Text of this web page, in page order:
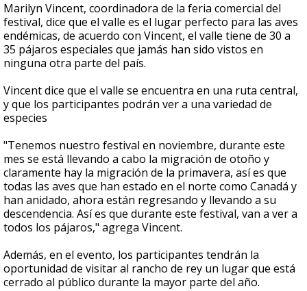
Marilyn Vincent, coordinadora de la feria comercial del
festival, dice que el valle es el lugar perfecto para las aves
endémicas, de acuerdo con Vincent, el valle tiene de 30 a
35 pájaros especiales que jamás han sido vistos en
ninguna otra parte del país.
Vincent dice que el valle se encuentra en una ruta central,
y que los participantes podrán ver a una variedad de
especies
"Tenemos nuestro festival en noviembre, durante este
mes se está llevando a cabo la migración de otoño y
claramente hay la migración de la primavera, así es que
todas las aves que han estado en el norte como Canadá y
han anidado, ahora están regresando y llevando a su
descendencia. Así es que durante este festival, van a ver a
todos los pájaros," agrega Vincent.
Además, en el evento, los participantes tendrán la
oportunidad de visitar al rancho de rey un lugar que está
cerrado al público durante la mayor parte del año.